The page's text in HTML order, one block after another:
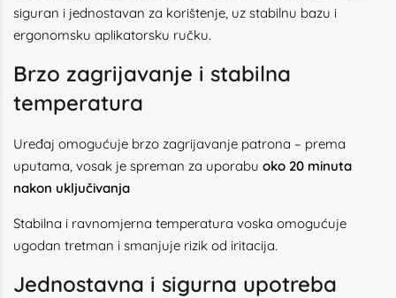
siguran i jednostavan za korištenje, uz stabilnu bazu i
ergonomsku aplikatorsku ručku.
Brzo zagrijavanje i stabilna
temperatura
Uređaj omogućuje brzo zagrijavanje patrona – prema
uputama, vosak je spreman za uporabu oko 20 minuta
nakon uključivanja
Stabilna i ravnomjerna temperatura voska omogućuje
ugodan tretman i smanjuje rizik od iritacija.
Jednostavna i sigurna upotreba